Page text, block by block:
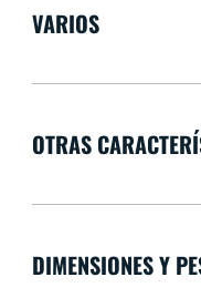
VARIOS
OTRAS
DIMENSIONES Y